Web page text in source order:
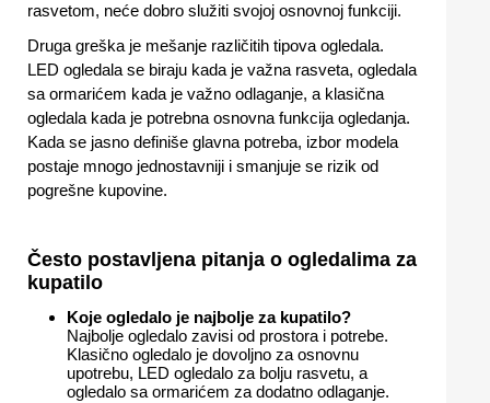
rasvetom, neće dobro služiti svojoj osnovnoj funkciji.
Druga greška je mešanje različitih tipova ogledala.
LED ogledala se biraju kada je važna rasveta, ogledala
sa ormarićem kada je važno odlaganje, a klasična
ogledala kada je potrebna osnovna funkcija ogledanja.
Kada se jasno definiše glavna potreba, izbor modela
postaje mnogo jednostavniji i smanjuje se rizik od
pogrešne kupovine.
Često postavljena pitanja o ogledalima za
kupatilo
Koje ogledalo je najbolje za kupatilo?
Najbolje ogledalo zavisi od prostora i potrebe.
Klasično ogledalo je dovoljno za osnovnu
upotrebu, LED ogledalo za bolju rasvetu, a
ogledalo sa ormarićem za dodatno odlaganje.